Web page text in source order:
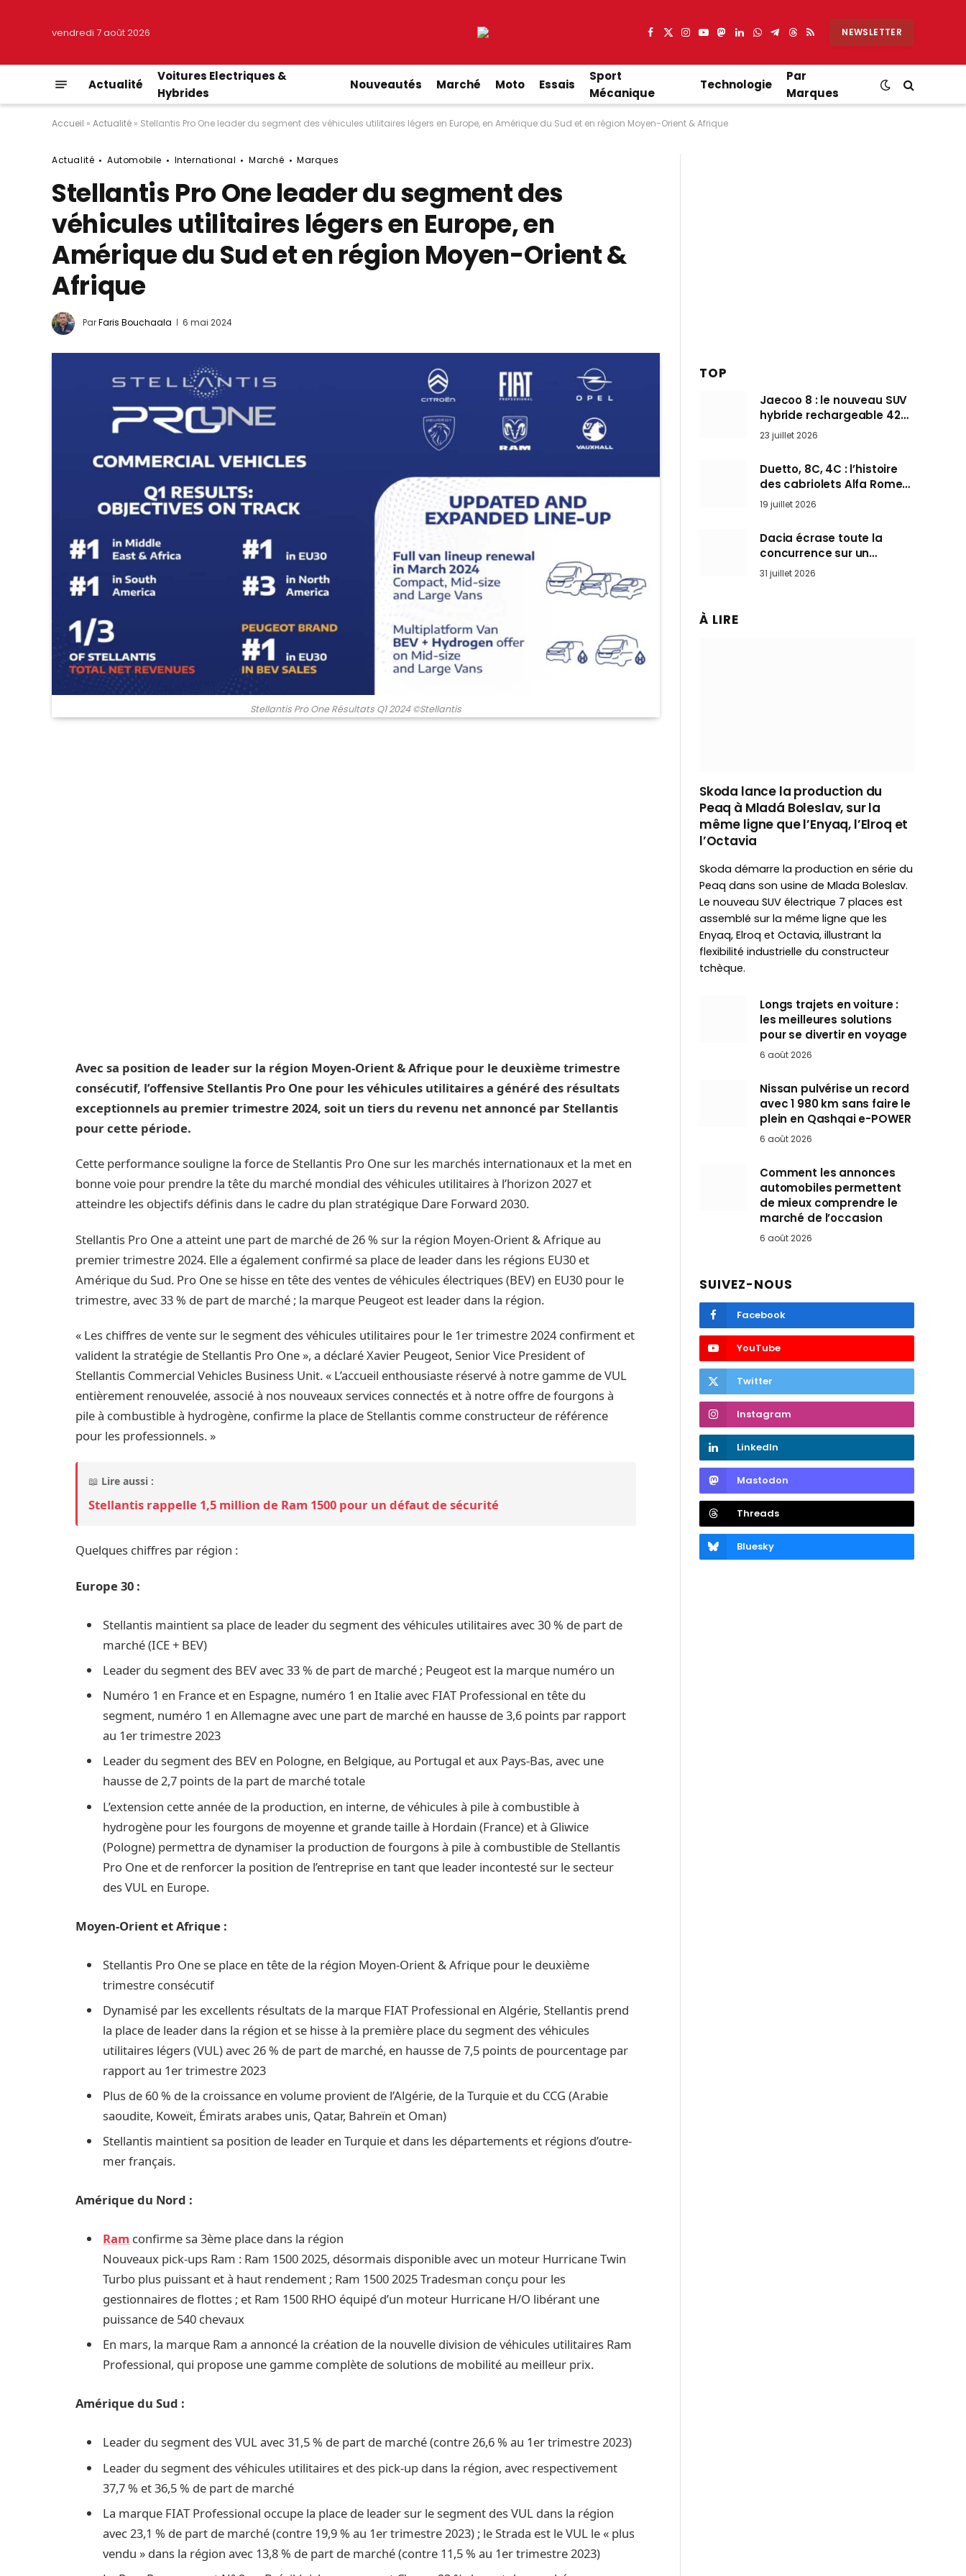
vendredi 7 août 2026 Facebook
X
Instagram
YouTube
Mastodon
LinkedIn
WhatsApp
Partager
Telegram
Threads
RSS NEWSLETTER
Actualité
Voitures Electriques &
Hybrides
Nouveautés Marché Moto Essais
Sport
Mécanique
Technologie
Par
Marques
Accueil » Actualité » Stellantis Pro One leader du segment des véhicules utilitaires légers en Europe, en Amérique du Sud et en région Moyen-Orient & Afrique
Actualité Automobile International Marché Marques
Stellantis Pro One leader du segment des
véhicules utilitaires légers en Europe, en
Amérique du Sud et en région Moyen-Orient &
Afrique
ParFaris Bouchaala 6 mai 2024
Stellantis Pro One Résultats Q1 2024 ©Stellantis
Avec sa position de leader sur la région Moyen-Orient & Afrique pour le deuxième trimestre
consécutif, l’offensive Stellantis Pro One pour les véhicules utilitaires a généré des résultats
exceptionnels au premier trimestre 2024, soit un tiers du revenu net annoncé par Stellantis
pour cette période.
Cette performance souligne la force de Stellantis Pro One sur les marchés internationaux et la met en
bonne voie pour prendre la tête du marché mondial des véhicules utilitaires à l’horizon 2027 et
atteindre les objectifs définis dans le cadre du plan stratégique Dare Forward 2030.
Stellantis Pro One a atteint une part de marché de 26 % sur la région Moyen-Orient & Afrique au
premier trimestre 2024. Elle a également confirmé sa place de leader dans les régions EU30 et
Amérique du Sud. Pro One se hisse en tête des ventes de véhicules électriques (BEV) en EU30 pour le
trimestre, avec 33 % de part de marché ; la marque Peugeot est leader dans la région.
« Les chiffres de vente sur le segment des véhicules utilitaires pour le 1er trimestre 2024 confirment et
valident la stratégie de Stellantis Pro One », a déclaré Xavier Peugeot, Senior Vice President of
Stellantis Commercial Vehicles Business Unit. « L’accueil enthousiaste réservé à notre gamme de VUL
entièrement renouvelée, associé à nos nouveaux services connectés et à notre offre de fourgons à
pile à combustible à hydrogène, confirme la place de Stellantis comme constructeur de référence
pour les professionnels. »
📖 Lire aussi :
Stellantis rappelle 1,5 million de Ram 1500 pour un défaut de sécurité
Quelques chiffres par région :
Europe 30 :
Stellantis maintient sa place de leader du segment des véhicules utilitaires avec 30 % de part de
marché (ICE + BEV)
Leader du segment des BEV avec 33 % de part de marché ; Peugeot est la marque numéro un
Numéro 1 en France et en Espagne, numéro 1 en Italie avec FIAT Professional en tête du
segment, numéro 1 en Allemagne avec une part de marché en hausse de 3,6 points par rapport
au 1er trimestre 2023
Leader du segment des BEV en Pologne, en Belgique, au Portugal et aux Pays-Bas, avec une
hausse de 2,7 points de la part de marché totale
L’extension cette année de la production, en interne, de véhicules à pile à combustible à
hydrogène pour les fourgons de moyenne et grande taille à Hordain (France) et à Gliwice
(Pologne) permettra de dynamiser la production de fourgons à pile à combustible de Stellantis
Pro One et de renforcer la position de l’entreprise en tant que leader incontesté sur le secteur
des VUL en Europe.
Moyen-Orient et Afrique :
Stellantis Pro One se place en tête de la région Moyen-Orient & Afrique pour le deuxième
trimestre consécutif
Dynamisé par les excellents résultats de la marque FIAT Professional en Algérie, Stellantis prend
la place de leader dans la région et se hisse à la première place du segment des véhicules
utilitaires légers (VUL) avec 26 % de part de marché, en hausse de 7,5 points de pourcentage par
rapport au 1er trimestre 2023
Plus de 60 % de la croissance en volume provient de l’Algérie, de la Turquie et du CCG (Arabie
saoudite, Koweït, Émirats arabes unis, Qatar, Bahreïn et Oman)
Stellantis maintient sa position de leader en Turquie et dans les départements et régions d’outre-
mer français.
Amérique du Nord :
Ram confirme sa 3ème place dans la région
Nouveaux pick-ups Ram : Ram 1500 2025, désormais disponible avec un moteur Hurricane Twin
Turbo plus puissant et à haut rendement ; Ram 1500 2025 Tradesman conçu pour les
gestionnaires de flottes ; et Ram 1500 RHO équipé d’un moteur Hurricane H/O libérant une
puissance de 540 chevaux
En mars, la marque Ram a annoncé la création de la nouvelle division de véhicules utilitaires Ram
Professional, qui propose une gamme complète de solutions de mobilité au meilleur prix.
Amérique du Sud :
Leader du segment des VUL avec 31,5 % de part de marché (contre 26,6 % au 1er trimestre 2023)
Leader du segment des véhicules utilitaires et des pick-up dans la région, avec respectivement
37,7 % et 36,5 % de part de marché
La marque FIAT Professional occupe la place de leader sur le segment des VUL dans la région
avec 23,1 % de part de marché (contre 19,9 % au 1er trimestre 2023) ; le Strada est le VUL le « plus
vendu » dans la région avec 13,8 % de part de marché (contre 11,5 % au 1er trimestre 2023)
TOP
Jaecoo 8 : le nouveau SUV
hybride rechargeable 428
ch qui vise l’Audi Q7 arrive
en Europe cet automne
23 juillet 2026
Duetto, 8C, 4C : l’histoire
des cabriolets Alfa Romeo,
ces Spider qui ont défini
l’art de rouler cheveux au
vent
19 juillet 2026
Dacia écrase toute la
concurrence sur un
marché où personne ne
l’attendait
31 juillet 2026
À LIRE
Skoda lance la production du
Peaq à Mladá Boleslav, sur la
même ligne que l’Enyaq, l’Elroq et
l’Octavia
Skoda démarre la production en série du
Peaq dans son usine de Mlada Boleslav.
Le nouveau SUV électrique 7 places est
assemblé sur la même ligne que les
Enyaq, Elroq et Octavia, illustrant la
flexibilité industrielle du constructeur
tchèque.
Longs trajets en voiture :
les meilleures solutions
pour se divertir en voyage
6 août 2026
Nissan pulvérise un record
avec 1 980 km sans faire le
plein en Qashqai e-POWER
6 août 2026
Comment les annonces
automobiles permettent
de mieux comprendre le
marché de l’occasion
6 août 2026
SUIVEZ-NOUS
Facebook
YouTube
Twitter
Instagram
LinkedIn
Mastodon
Threads
Bluesky